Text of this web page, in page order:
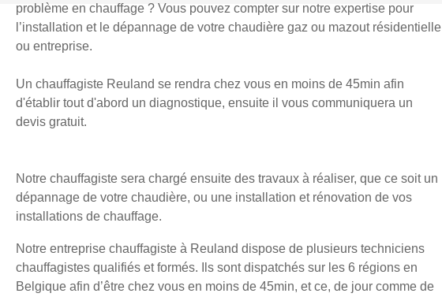
problème en chauffage ? Vous pouvez compter sur notre expertise pour
l’installation et le dépannage de votre chaudière gaz ou mazout résidentielle
ou entreprise.
Un chauffagiste Reuland se rendra chez vous en moins de 45min afin
d'établir tout d'abord un diagnostique, ensuite il vous communiquera un
devis gratuit.
Notre chauffagiste sera chargé ensuite des travaux à réaliser, que ce soit un
dépannage de votre chaudière, ou une installation et rénovation de vos
installations de chauffage.
Notre entreprise chauffagiste à Reuland dispose de plusieurs techniciens
chauffagistes qualifiés et formés. Ils sont dispatchés sur les 6 régions en
Belgique afin d’être chez vous en moins de 45min, et ce, de jour comme de